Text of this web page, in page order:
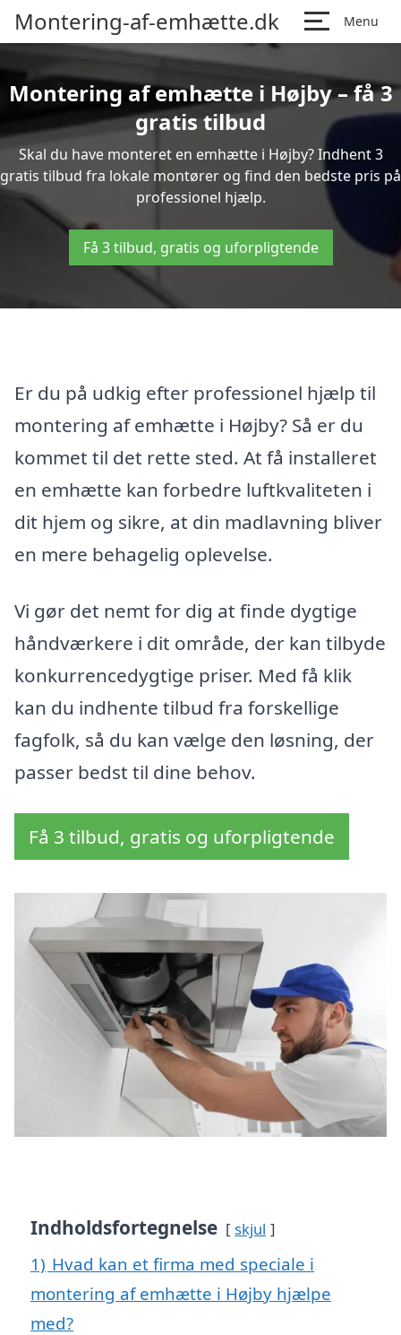
Montering-af-emhætte.dk Menu
Montering af emhætte i Højby – få 3
gratis tilbud
Skal du have monteret en emhætte i Højby? Indhent 3
gratis tilbud fra lokale montører og find den bedste pris på
professionel hjælp.
Få 3 tilbud, gratis og uforpligtende
Er du på udkig efter professionel hjælp til
montering af emhætte i Højby? Så er du
kommet til det rette sted. At få installeret
en emhætte kan forbedre luftkvaliteten i
dit hjem og sikre, at din madlavning bliver
en mere behagelig oplevelse.
Vi gør det nemt for dig at finde dygtige
håndværkere i dit område, der kan tilbyde
konkurrencedygtige priser. Med få klik
kan du indhente tilbud fra forskellige
fagfolk, så du kan vælge den løsning, der
passer bedst til dine behov.
Få 3 tilbud, gratis og uforpligtende
Indholdsfortegnelse skjul
1) Hvad kan et firma med speciale i
montering af emhætte i Højby hjælpe
med?